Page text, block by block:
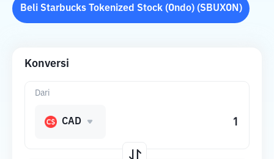
Beli Starbucks Tokenized Stock (Ondo)(SBUXON )
Konversi
Dari
CAD